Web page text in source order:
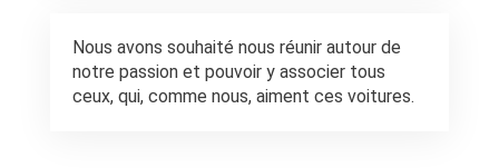
Nous avons souhaité nous réunir autour de
notre passion et pouvoir y associer tous
ceux, qui, comme nous, aiment ces voitures.